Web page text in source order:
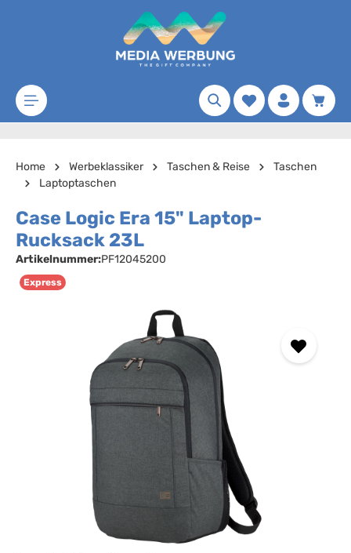
Zum Hauptinhalt springen
Merkzettel
Home Werbeklassiker Taschen & Reise
Taschen
Laptoptaschen
Case Logic Era 15" Laptop-
Rucksack 23L
Artikelnummer:PF12045200
Express